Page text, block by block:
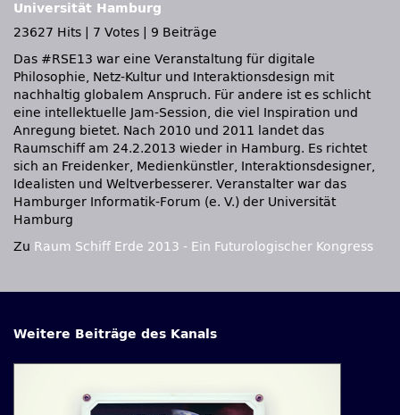
Universität Hamburg
23627 Hits
7 Votes
9 Beiträge
Das #RSE13 war eine Veranstaltung für digitale
Philosophie, Netz-Kultur und Interaktionsdesign mit
nachhaltig globalem Anspruch. Für andere ist es schlicht
eine intellektuelle Jam-Session, die viel Inspiration und
Anregung bietet. Nach 2010 und 2011 landet das
Raumschiff am 24.2.2013 wieder in Hamburg. Es richtet
sich an Freidenker, Medienkünstler, Interaktionsdesigner,
Idealisten und Weltverbesserer. Veranstalter war das
Hamburger Informatik-Forum (e. V.) der Universität
Hamburg
Zu Raum Schiff Erde 2013 - Ein Futurologischer Kongress
Weitere Beiträge des Kanals